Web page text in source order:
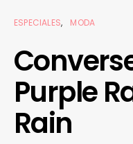
ESPECIALES MODA
Purple
Rain